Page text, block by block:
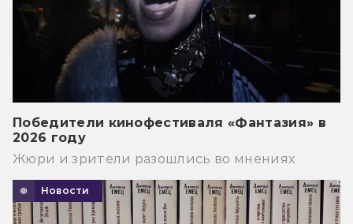
Победители кинофестиваля «Фантазия» в
2026 году
Жюри и зрители разошлись во мнениях
Новости